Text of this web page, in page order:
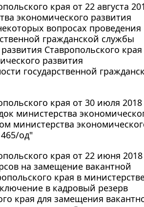
края от 22 августа
экономического развития
вопросах проведения
гражданской службы
Ставропольского края
развития
государственной
края от 30 июля 2018
министерства
министерства
од"
края от 22 июня 2018
на замещение вакантной
края в
в кадровый резерв
края для замещения